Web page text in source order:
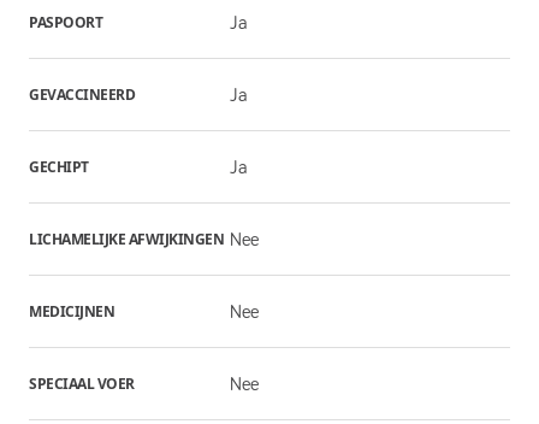
PASPOORT Ja
GEVACCINEERD Ja
GECHIPT Ja
LICHAMELIJKE AFWIJKINGEN Nee
MEDICIJNEN Nee
SPECIAAL VOER Nee